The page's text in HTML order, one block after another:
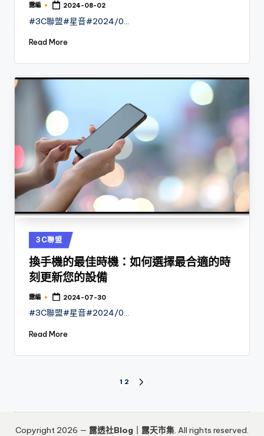
Posted
露編 2024-08-02
#3C聯盟#星音#2024/0…
Read More
Posted
in
3C聯盟
換手機的最佳時機：如何選擇最合適的時
刻更新您的設備
Posted
露編 2024-07-30
#3C聯盟#星音#2024/0…
Read More
章
1 2
Copyright 2026 — 露透社Blog｜露天市集. All rights reserved.